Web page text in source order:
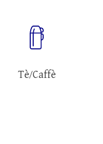
Tè/Caffè